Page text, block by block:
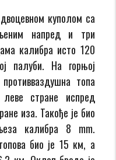
куполом са
напред и три
калибра исто 120
палуби. На горњој
топа
стране испред
иза. Такође је био
калибра 8 mm.
био је 15 км, а